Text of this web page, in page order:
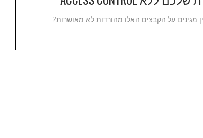
מגינים על הקבצים האלו מהורדות לא מאושרות?